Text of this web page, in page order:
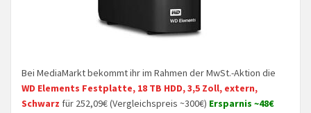
Bei MediaMarkt bekommt ihr im Rahmen der MwSt.-Aktion die
WD Elements Festplatte, 18 TB HDD, 3,5 Zoll, extern,
Schwarz für 252,09€ (Vergleichspreis ~300€) Ersparnis ~48€